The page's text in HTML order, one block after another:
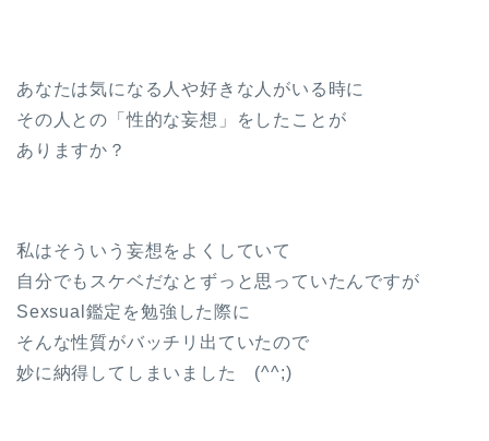
あなたは気になる人や好きな人がいる時に
その人との「性的な妄想」をしたことが
ありますか？
私はそういう妄想をよくしていて
自分でもスケベだなとずっと思っていたんですが
Sexsual鑑定を勉強した際に
そんな性質がバッチリ出ていたので
妙に納得してしまいました (^^;)